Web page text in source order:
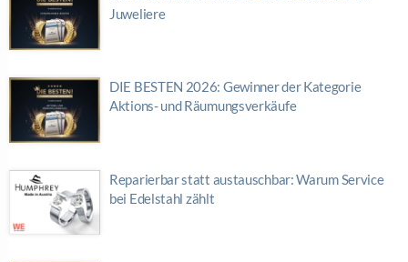
Juweliere
DIE BESTEN 2026: Gewinner der Kategorie
Aktions- und Räumungsverkäufe
Reparierbar statt austauschbar: Warum Service
bei Edelstahl zählt